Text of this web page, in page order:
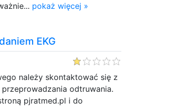
pokaż więcej »
EKG
należy skontaktować się z
odtruwania.
pjratmed.pl i do